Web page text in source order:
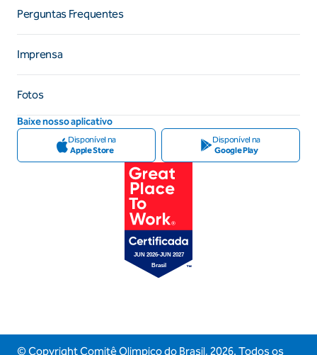
Perguntas Frequentes
Imprensa
Fotos
Baixe nosso aplicativo
Disponível na
Apple Store
Disponível na
Google Play
© Copyright Comitê Olimpico do Brasil, 2026. Todos os